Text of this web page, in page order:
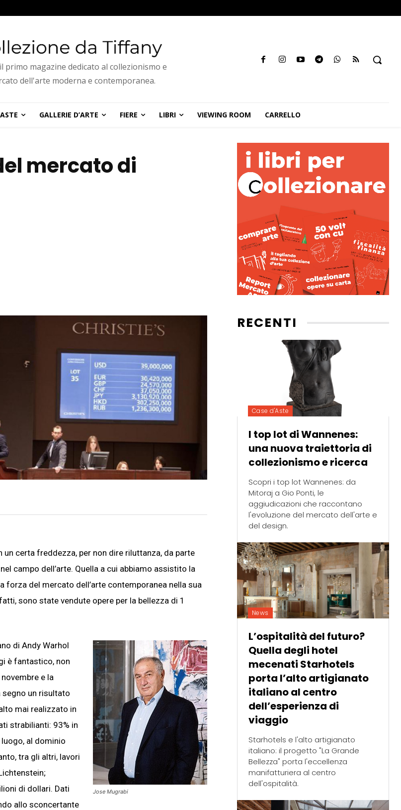
primo magazine dedicato al collezionismo e
dell'arte moderna e contemporanea.
GALLERIE D’ARTE FIERE LIBRI VIEWING ROOM CARRELLO
mercato di
un certa freddezza, per non dire riluttanza, da parte
campo dell’arte. Quella a cui abbiamo assistito la
del mercato dell’arte contemporanea nella sua
sono state vendute opere per la bellezza di 1
Jose Mugrabi
di Andy Warhol
è fantastico, non
e la
segno un risultato
mai realizzato in
strabilianti: 93% in
al dominio
tra gli altri, lavori
di dollari. Dati
allo sconcertante
RECENTI
Case d'Aste
I top lot di Wannenes:
una nuova traiettoria di
collezionismo e ricerca
Scopri i top lot Wannenes: da
Mitoraj a Gio Ponti, le
aggiudicazioni che raccontano
l'evoluzione del mercato dell'arte e
del design.
News
L’ospitalità del futuro?
Quella degli hotel
mecenati Starhotels
porta l’alto artigianato
italiano al centro
dell’esperienza di
viaggio
Starhotels e l'alto artigianato
italiano: il progetto "La Grande
Bellezza" porta l'eccellenza
manifatturiera al centro
dell'ospitalità.